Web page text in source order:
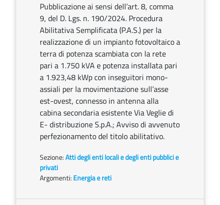
Pubblicazione ai sensi dell’art. 8, comma
9, del D. Lgs. n. 190/2024. Procedura
Abilitativa Semplificata (P.A.S.) per la
realizzazione di un impianto fotovoltaico a
terra di potenza scambiata con la rete
pari a 1.750 kVA e potenza installata pari
a 1.923,48 kWp con inseguitori mono-
assiali per la movimentazione sull’asse
est-ovest, connesso in antenna alla
cabina secondaria esistente Via Veglie di
E- distribuzione S.p.A.; Avviso di avvenuto
perfezionamento del titolo abilitativo.
Sezione:Atti degli enti locali e degli enti pubblici e
privati
Argomenti: Energia e reti